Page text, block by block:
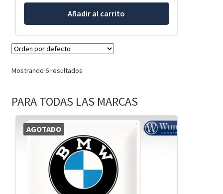
Añadir al carrito
Mostrando 6 resultados
PARA TODAS LAS MARCAS
AGOTADO